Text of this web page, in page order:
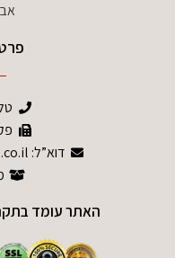
פקס:
דוא”ל: info@ergonomicoffice.co.il
האתר עומד